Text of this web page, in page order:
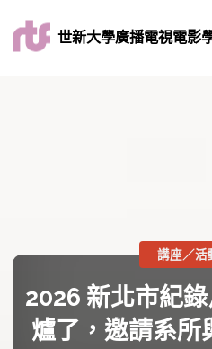
世新大學廣播電視電影
2026 新北市紀
爐了，邀請系所
講座／活